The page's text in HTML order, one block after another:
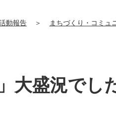
動報告 ＞ まちづくり・コミュ
大盛況でし